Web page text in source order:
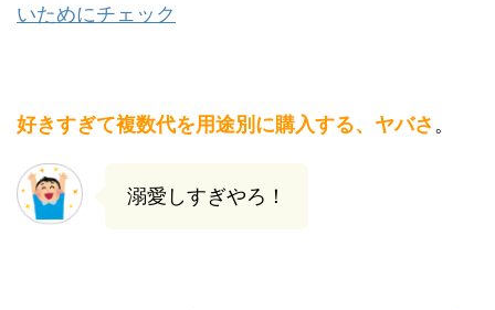
いためにチェック
好きすぎて複数代を用途別に購入する、ヤバさ。
溺愛しすぎやろ！